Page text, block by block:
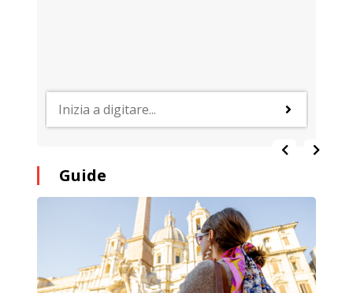
Guide